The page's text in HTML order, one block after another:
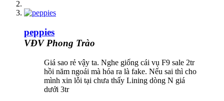
peppies
VĐV Phong Trào
Giá sao rẻ vậy ta. Nghe giống cái vụ F9 sale 2tr
hồi năm ngoái mà hóa ra là fake. Nếu sai thì cho
mình xin lỗi tại chưa thấy Lining dòng N giá
dưới 3tr